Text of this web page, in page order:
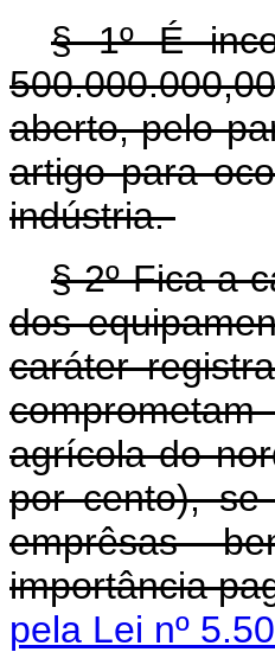
§ 1º É
aberto, pelo
artigo para
indústria.
§ 2º Fica a
dos
caráter
agrícola do
por cento), se
emprêsas
importância
pela Lei nº